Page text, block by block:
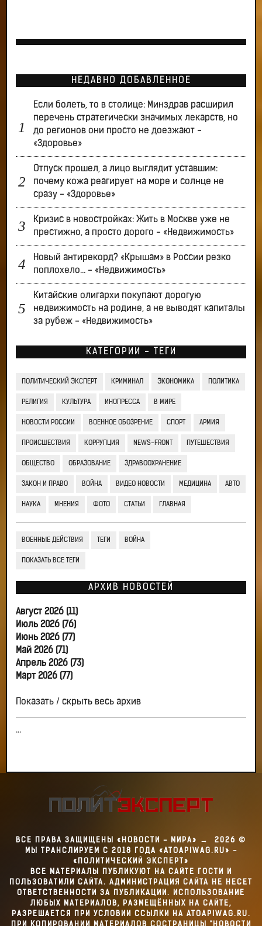
НЕДАВНО ДОБАВЛЕННОЕ
Если болеть, то в столице: Минздрав расширил
перечень стратегически значимых лекарств, но
до регионов они просто не доезжают -
«Здоровье»
Отпуск прошел, а лицо выглядит уставшим:
почему кожа реагирует на море и солнце не
сразу - «Здоровье»
Кризис в новостройках: Жить в Москве уже не
престижно, а просто дорого - «Недвижимость»
Новый антирекорд? «Крышам» в России резко
поплохело… - «Недвижимость»
Китайские олигархи покупают дорогую
недвижимость на родине, а не выводят капиталы
за рубеж - «Недвижимость»
КАТЕГОРИИ - ТЕГИ
ПОЛИТИЧЕСКИЙ ЭКСПЕРТ КРИМИНАЛ ЭКОНОМИКА ПОЛИТИКА
РЕЛИГИЯ КУЛЬТУРА ИНОПРЕССА В МИРЕ
НОВОСТИ РОССИИ ВОЕННОЕ ОБОЗРЕНИЕ СПОРТ АРМИЯ
ПРОИСШЕСТВИЯ КОРРУПЦИЯ NEWS-FRONT ПУТЕШЕСТВИЯ
ОБЩЕСТВО ОБРАЗОВАНИЕ ЗДРАВООХРАНЕНИЕ
ЗАКОН И ПРАВО ВОЙНА ВИДЕО НОВОСТИ МЕДИЦИНА АВТО
НАУКА МНЕНИЯ ФОТО СТАТЬИ ГЛАВНАЯ
ВОЕННЫЕ ДЕЙСТВИЯ ТЕГИ ВОЙНА
ПОКАЗАТЬ ВСЕ ТЕГИ
АРХИВ НОВОСТЕЙ
Август 2026 (11)
Июль 2026 (76)
Июнь 2026 (77)
Май 2026 (71)
Апрель 2026 (73)
Март 2026 (77)
Показать / скрыть весь архив
...
ВСЕ ПРАВА ЗАЩИЩЕНЫ «НОВОСТИ - МИРА» → 2026 ©
МЫ ТРАНСЛИРУЕМ С 2018 ГОДА «ATOAPIWAG.RU» -
«ПОЛИТИЧЕСКИЙ ЭКСПЕРТ»
ВСЕ МАТЕРИАЛЫ ПУБЛИКУЮТ НА САЙТЕ ГОСТИ И
ПОЛЬЗОВАТИЛИ САЙТА. АДМИНИСТРАЦИЯ САЙТА НЕ НЕСЕТ
ОТВЕТСТВЕННОСТИ ЗА ПУБЛИКАЦИИ. ИСПОЛЬЗОВАНИЕ
ЛЮБЫХ МАТЕРИАЛОВ, РАЗМЕЩЁННЫХ НА САЙТЕ,
РАЗРЕШАЕТСЯ ПРИ УСЛОВИИ ССЫЛКИ НА ATOAPIWAG.RU.